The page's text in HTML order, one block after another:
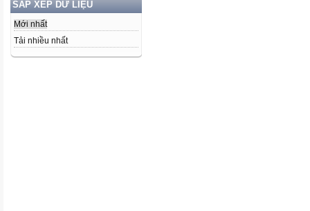
SẮP XẾP DỮ LIỆU
Mới nhất
Tải nhiều nhất